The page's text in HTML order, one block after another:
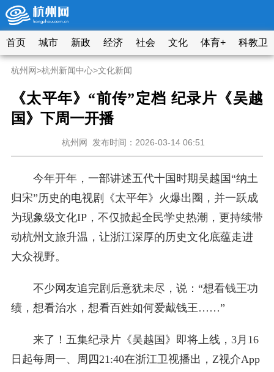
首页 城市 新政 经济 社会 文化 体育+ 科教卫
杭州网>杭州新闻中心>文化新闻
《太平年》“前传”定档 纪录片《吴越
国》下周一开播
杭州网 发布时间：2026-03-14 06:51
今年开年，一部讲述五代十国时期吴越国“纳土
归宋”历史的电视剧《太平年》火爆出圈，并一跃成
为现象级文化IP，不仅掀起全民学史热潮，更持续带
动杭州文旅升温，让浙江深厚的历史文化底蕴走进
大众视野。
不少网友追完剧后意犹未尽，说：“想看钱王功
绩，想看治水，想看百姓如何爱戴钱王……”
来了！五集纪录片《吴越国》即将上线，3月16
日起每周一、周四21:40在浙江卫视播出，Z视介App